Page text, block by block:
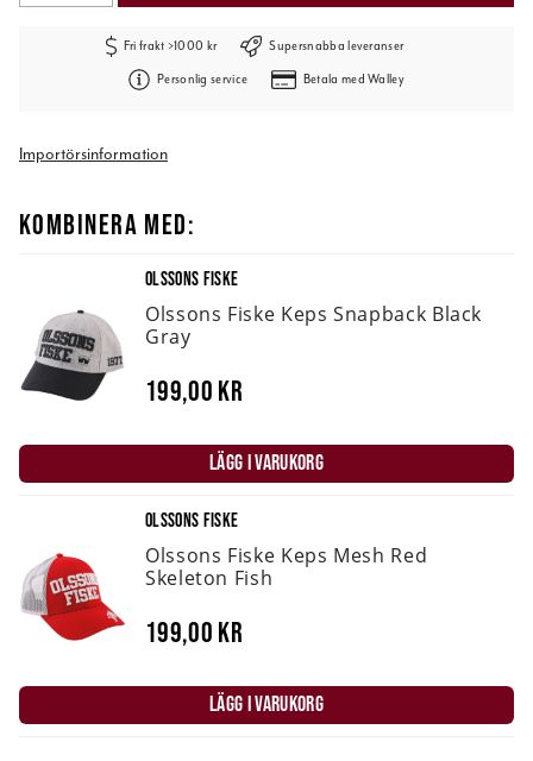
Fri frakt >1000 kr Supersnabba leveranser
Personlig service Betala med Walley
Importörsinformation
KOMBINERA MED:
OLSSONS FISKE
Olssons Fiske Keps Snapback Black
Gray
199,00 kr
LÄGG I VARUKORG
OLSSONS FISKE
Olssons Fiske Keps Mesh Red
Skeleton Fish
199,00 kr
LÄGG I VARUKORG